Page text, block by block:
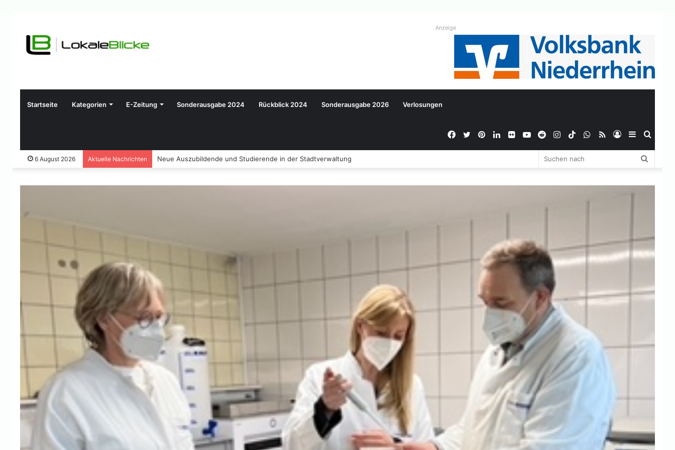
Anzeige
Startseite Kategorien E-Zeitung Sonderausgabe 2024 Rückblick 2024 Sonderausgabe 2026 Verlosungen
Sidebar
Anmelden
RSS
WhatsApp
TikTok
Instagram
Reddit
YouTube
Flickr
LinkedIn
Pinterest
Twitter
Facebook
6 August 2026 Aktuelle Nachrichten Neue Auszubildende und Studierende in der Stadtverwaltung